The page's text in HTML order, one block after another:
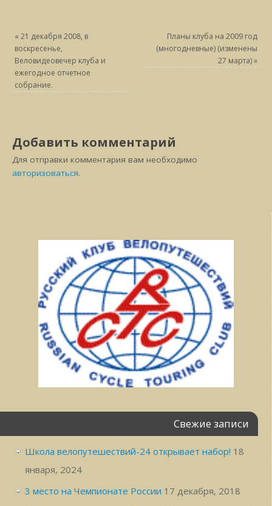
« 21 декабря 2008, в
воскресенье,
Веловидеовечер клуба и
ежегодное отчетное
собрание.
Планы клуба на 2009 год
(многодневные) (изменены
27 марта)»
Добавить комментарий
Для отправки комментария вам необходимо
авторизоваться.
Свежие записи
Школа велопутешествий-24 открывает набор! 18
января, 2024
3 место на Чемпионате России 17 декабря, 2018